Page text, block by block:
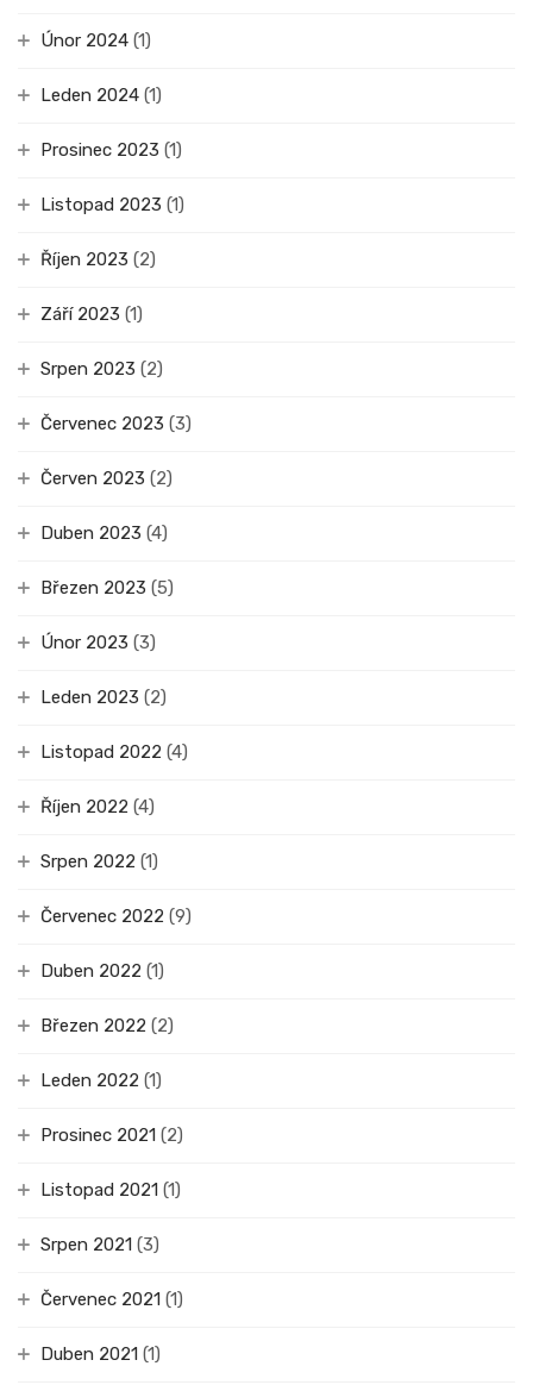
Únor 2024 (1)
Leden 2024 (1)
Prosinec 2023 (1)
Listopad 2023 (1)
Říjen 2023 (2)
Září 2023 (1)
Srpen 2023 (2)
Červenec 2023 (3)
Červen 2023 (2)
Duben 2023 (4)
Březen 2023 (5)
Únor 2023 (3)
Leden 2023 (2)
Listopad 2022 (4)
Říjen 2022 (4)
Srpen 2022 (1)
Červenec 2022 (9)
Duben 2022 (1)
Březen 2022 (2)
Leden 2022 (1)
Prosinec 2021 (2)
Listopad 2021 (1)
Srpen 2021 (3)
Červenec 2021 (1)
Duben 2021 (1)